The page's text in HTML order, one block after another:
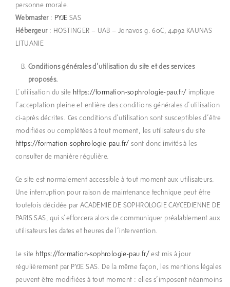
personne morale.
Webmaster: PYJE SAS
Hébergeur: HOSTINGER – UAB – Jonavos g. 60C, 44192 KAUNAS
LITUANIE
Conditions générales d’utilisation du site et des services
proposés.
L’utilisation du site https://formation-sophrologie-pau.fr/ implique
l’acceptation pleine et entière des conditions générales d’utilisation
ci-après décrites. Ces conditions d’utilisation sont susceptibles d’être
modifiées ou complétées à tout moment, les utilisateurs du site
https://formation-sophrologie-pau.fr/ sont donc invités à les
consulter de manière régulière.
Ce site est normalement accessible à tout moment aux utilisateurs.
Une interruption pour raison de maintenance technique peut être
toutefois décidée par ACADEMIE DE SOPHROLOGIE CAYCEDIENNE DE
PARIS SAS, qui s’efforcera alors de communiquer préalablement aux
utilisateurs les dates et heures de l’intervention.
Le site https://formation-sophrologie-pau.fr/ est mis à jour
régulièrement par PYJE SAS. De la même façon, les mentions légales
peuvent être modifiées à tout moment : elles s’imposent néanmoins